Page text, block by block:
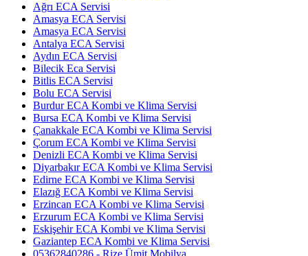
Ağrı ECA Servisi
Amasya ECA Servisi
Amasya ECA Servisi
Antalya ECA Servisi
Aydın ECA Servisi
Bilecik Eca Servisi
Bitlis ECA Servisi
Bolu ECA Servisi
Burdur ECA Kombi ve Klima Servisi
Bursa ECA Kombi ve Klima Servisi
Çanakkale ECA Kombi ve Klima Servisi
Çorum ECA Kombi ve Klima Servisi
Denizli ECA Kombi ve Klima Servisi
Diyarbakır ECA Kombi ve Klima Servisi
Edirne ECA Kombi ve Klima Servisi
Elazığ ECA Kombi ve Klima Servisi
Erzincan ECA Kombi ve Klima Servisi
Erzurum ECA Kombi ve Klima Servisi
Eskişehir ECA Kombi ve Klima Servisi
Gaziantep ECA Kombi ve Klima Servisi